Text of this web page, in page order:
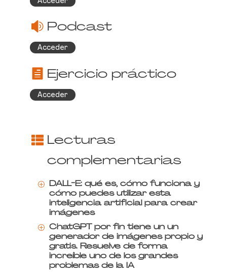
Podcast
Acceder
Ejercicio práctico
Acceder
Lecturas
complementarias
P
DALL-E: qué es, cómo funciona y
cómo puedes utilizar esta
inteligencia artificial para crear
imágenes
P
ChatGPT por fin tiene un un
generador de imágenes propio y
gratis. Resuelve de forma
increíble uno de los grandes
problemas de la IA